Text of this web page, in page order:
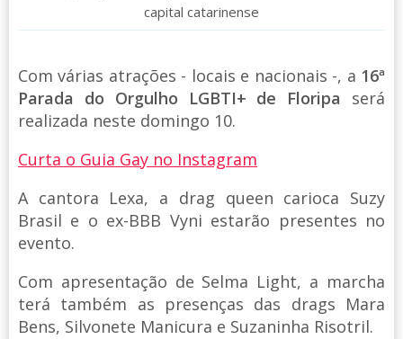
capital catarinense
Com várias atrações - locais e nacionais -, a 16ª
Parada do Orgulho LGBTI+ de Floripa será
realizada neste domingo 10.
Curta o Guia Gay no Instagram
A cantora Lexa, a drag queen carioca Suzy
Brasil e o ex-BBB Vyni estarão presentes no
evento.
Com apresentação de Selma Light, a marcha
terá também as presenças das drags Mara
Bens, Silvonete Manicura e Suzaninha Risotril.